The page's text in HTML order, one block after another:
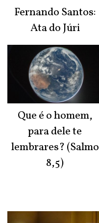
Fernando Santos:
Ata do Júri
Que é o homem,
para dele te
lembrares? (Salmo
8,5)